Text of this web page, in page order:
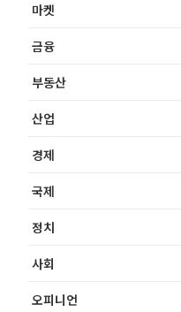
마켓
금융
부동산
산업
경제
국제
정치
사회
오피니언